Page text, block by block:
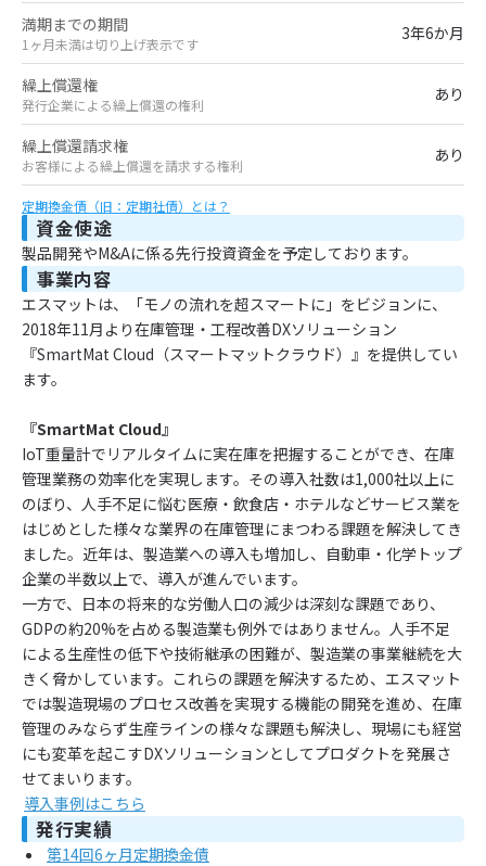
満期までの期間
1ヶ月未満は切り上げ表示です 3年6か月
繰上償還権
発行企業による繰上償還の権利 あり
繰上償還請求権
お客様による繰上償還を請求する権利 あり
定期換金債（旧：定期社債）とは？
資金使途
製品開発やM&Aに係る先行投資資金を予定しております。
事業内容
エスマットは、「モノの流れを超スマートに」をビジョンに、
2018年11月より在庫管理・工程改善DXソリューション
『SmartMat Cloud（スマートマットクラウド）』を提供してい
ます。
『SmartMat Cloud』
IoT重量計でリアルタイムに実在庫を把握することができ、在庫
管理業務の効率化を実現します。その導入社数は1,000社以上に
のぼり、人手不足に悩む医療・飲食店・ホテルなどサービス業を
はじめとした様々な業界の在庫管理にまつわる課題を解決してき
ました。近年は、製造業への導入も増加し、自動車・化学トップ
企業の半数以上で、導入が進んでいます。
一方で、日本の将来的な労働人口の減少は深刻な課題であり、
GDPの約20%を占める製造業も例外ではありません。人手不足
による生産性の低下や技術継承の困難が、製造業の事業継続を大
きく脅かしています。これらの課題を解決するため、エスマット
では製造現場のプロセス改善を実現する機能の開発を進め、在庫
管理のみならず生産ラインの様々な課題も解決し、現場にも経営
にも変革を起こすDXソリューションとしてプロダクトを発展さ
せてまいります。
導入事例はこちら
発行実績
第14回6ヶ月定期換金債